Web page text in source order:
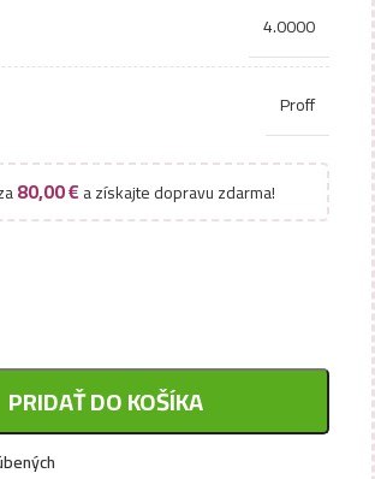
4.0000
Proff
80,00€a získajte dopravu zdarma!
PRIDAŤ DO KOŠÍKA